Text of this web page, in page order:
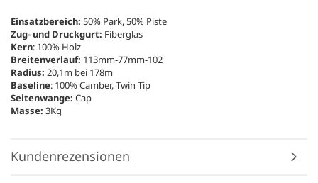
Einsatzbereich: 50% Park, 50% Piste
Zug- und Druckgurt: Fiberglas
Kern: 100% Holz
Breitenverlauf: 113mm-77mm-102
Radius: 20,1m bei 178m
Baseline: 100% Camber, Twin Tip
Seitenwange: Cap
Masse: 3Kg
Kundenrezensionen